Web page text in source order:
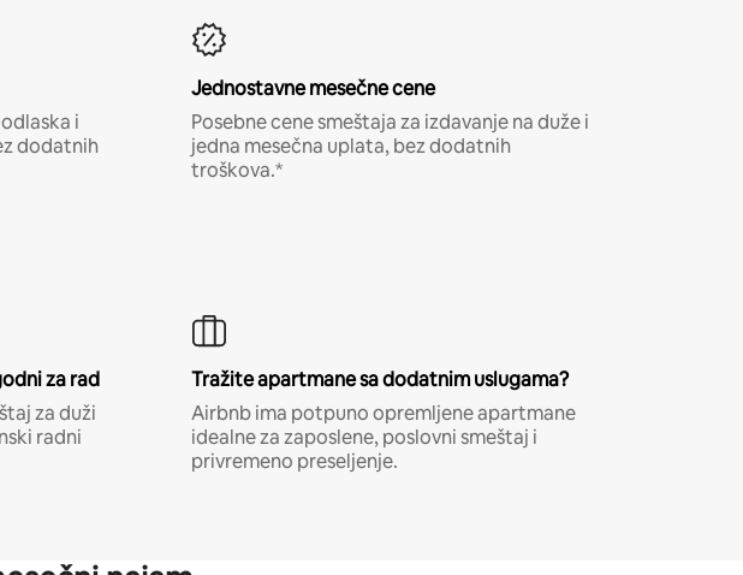
i
dodatnih
Jednostavne mesečne cene
Posebne cene smeštaja za izdavanje na duže i
jedna mesečna uplata, bez dodatnih
troškova.*
za rad
za duži
radni
Tražite apartmane sa dodatnim uslugama?
Airbnb ima potpuno opremljene apartmane
idealne za zaposlene, poslovni smeštaj i
privremeno preseljenje.